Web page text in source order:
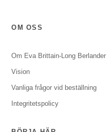
OM OSS
Om Eva Brittain-Long Berlander
Vision
Vanliga frågor vid beställning
Integritetspolicy